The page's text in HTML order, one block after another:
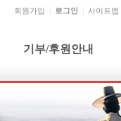
회원가입 로그인 사이트맵
기부/후원안내